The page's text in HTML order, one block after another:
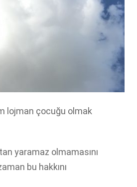
lojman çocuğu olmak
yaramaz olmamasını
bu hakkını